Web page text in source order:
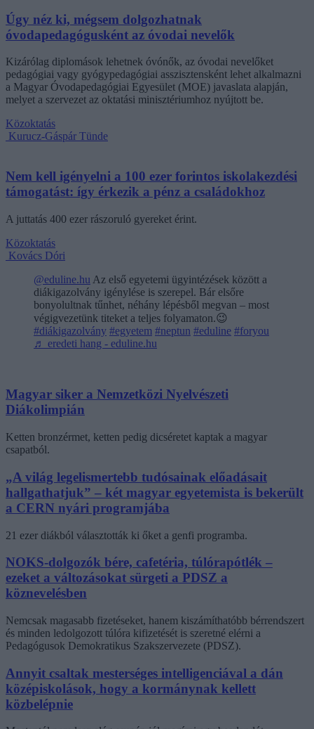
Úgy néz ki, mégsem dolgozhatnak
óvodapedagógusként az óvodai nevelők
Kizárólag diplomások lehetnek óvónők, az óvodai nevelőket
pedagógiai vagy gyógypedagógiai asszisztensként lehet alkalmazni
a Magyar Óvodapedagógiai Egyesület (MOE) javaslata alapján,
melyet a szervezet az oktatási minisztériumhoz nyújtott be.
Közoktatás
Kurucz-Gáspár Tünde
Nem kell igényelni a 100 ezer forintos iskolakezdési
támogatást: így érkezik a pénz a családokhoz
A juttatás 400 ezer rászoruló gyereket érint.
Közoktatás
Kovács Dóri
@eduline.hu Az első egyetemi ügyintézések között a
diákigazolvány igénylése is szerepel. Bár elsőre
bonyolultnak tűnhet, néhány lépésből megvan – most
végigvezetünk titeket a teljes folyamaton.😉
#diákigazolvány #egyetem #neptun #eduline #foryou
♬ eredeti hang - eduline.hu
Magyar siker a Nemzetközi Nyelvészeti
Diákolimpián
Ketten bronzérmet, ketten pedig dicséretet kaptak a magyar
csapatból.
„A világ legelismertebb tudósainak előadásait
hallgathatjuk” – két magyar egyetemista is bekerült
a CERN nyári programjába
21 ezer diákból választották ki őket a genfi programba.
NOKS-dolgozók bére, cafetéria, túlórapótlék –
ezeket a változásokat sürgeti a PDSZ a
köznevelésben
Nemcsak magasabb fizetéseket, hanem kiszámíthatóbb bérrendszert
és minden ledolgozott túlóra kifizetését is szeretné elérni a
Pedagógusok Demokratikus Szakszervezete (PDSZ).
Annyit csaltak mesterséges intelligenciával a dán
középiskolások, hogy a kormánynak kellett
közbelépnie